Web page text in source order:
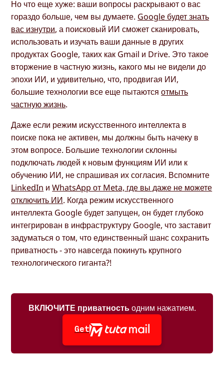
Но что еще хуже: ваши вопросы раскрывают о вас
гораздо больше, чем вы думаете. Google будет знать
вас изнутри, а поисковый ИИ сможет сканировать,
использовать и изучать ваши данные в других
продуктах Google, таких как Gmail и Drive. Это такое
вторжение в частную жизнь, какого мы не видели до
эпохи ИИ, и удивительно, что, продвигая ИИ,
большие технологии все еще пытаютсяотмыть
частную жизнь.
Даже если режим искусственного интеллекта в
поиске пока не активен, мы должны быть начеку в
этом вопросе. Большие технологии склонны
подключать людей к новым функциям ИИ или к
обучению ИИ, не спрашивая их согласия. Вспомните
LinkedIn иWhatsApp от Meta, где вы даже не можете
отключить ИИ. Когда режим искусственного
интеллекта Google будет запущен, он будет глубоко
интегрирован в инфраструктуру Google, что заставит
задуматься о том, что единственный шанс сохранить
приватность - это навсегда покинуть крупного
технологического гиганта?!
ВКЛЮЧИТЕ приватностьодним нажатием.
Get